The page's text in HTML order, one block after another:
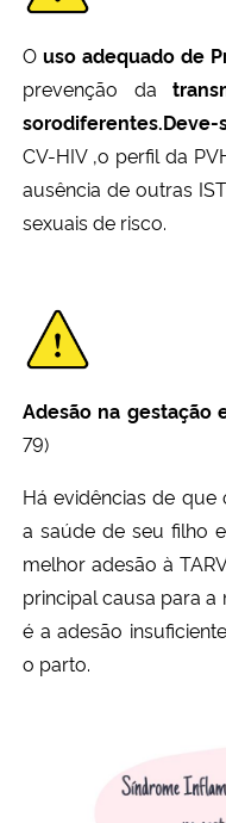
Secretaria-Geral
Secretaria de Governo
Gabinete de Segurança
Banco Central do Brasil
Planalto
Ouso adequado de
prevenção da
sorodiferentes.Deve-
CV-HIV ,o perfil da
ausência de outras
sexuais de risco.
Adesão na gestação
79)
Há evidências de
a saúde de seu filho
melhor adesão à
principal causa para
é a adesão
o parto.